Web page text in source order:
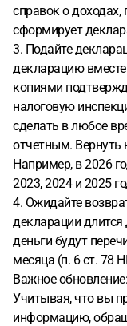
справок о
сформирует
3. Подайте
декларацию
копиями
налоговую
сделать в любое
отчетным. Вернуть
Например, в 2026
2023, 2024 и 2025
4. Ожидайте
декларации
деньги будут
месяца (п. 6 ст. 78
Важное
Учитывая, что вы
информацию,